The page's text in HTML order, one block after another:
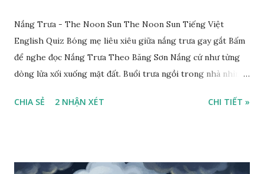
Nắng Trưa - The Noon Sun The Noon Sun Tiếng Việt
English Quiz Bóng mẹ liêu xiêu giữa nắng trưa gay gắt Bấm
để nghe đọc Nắng Trưa Theo Băng Sơn Nắng cứ như từng
dòng lửa xối xuống mặt đất. Buổi trưa ngồi trong nhà nhìn
CHIA SẺ 2 NHẬN XÉT CHI TIẾT »